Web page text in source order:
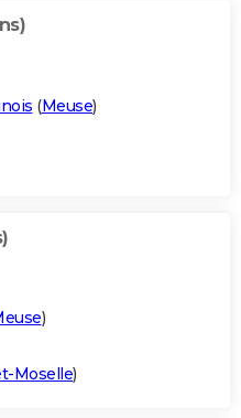
(Meuse)
)
Moselle)